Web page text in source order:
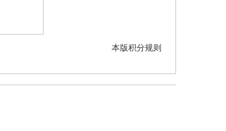
本版积分规则